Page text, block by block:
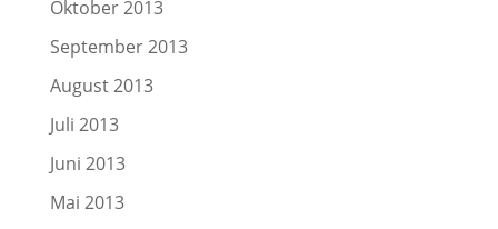
Oktober 2013
September 2013
August 2013
Juli 2013
Juni 2013
Mai 2013